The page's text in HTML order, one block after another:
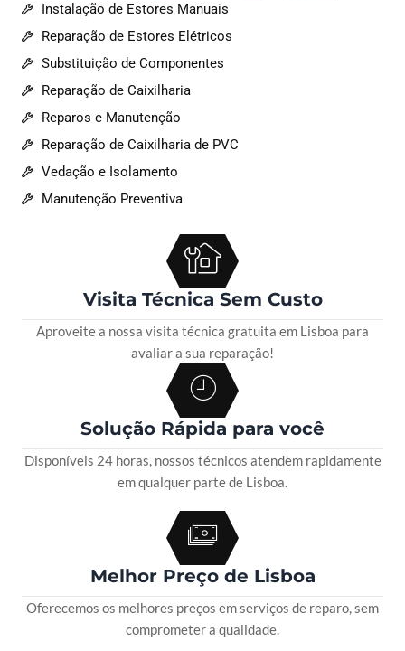
Instalação de Estores Manuais
Reparação de Estores Elétricos
Substituição de Componentes
Reparação de Caixilharia
Reparos e Manutenção
Reparação de Caixilharia de PVC
Vedação e Isolamento
Manutenção Preventiva
Visita Técnica Sem Custo
Aproveite a nossa visita técnica gratuita em Lisboa para
avaliar a sua reparação!
Solução Rápida para você
Disponíveis 24 horas, nossos técnicos atendem rapidamente
em qualquer parte de Lisboa.
Melhor Preço de Lisboa
Oferecemos os melhores preços em serviços de reparo, sem
comprometer a qualidade.